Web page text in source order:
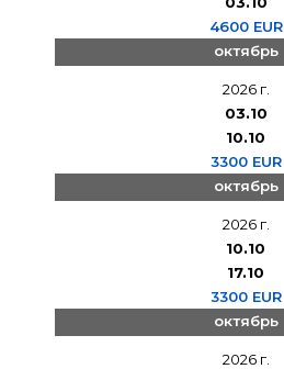
4600 EUR
октябрь
2026 г.
03.10
10.10
3300 EUR
октябрь
2026 г.
10.10
17.10
3300 EUR
октябрь
2026 г.